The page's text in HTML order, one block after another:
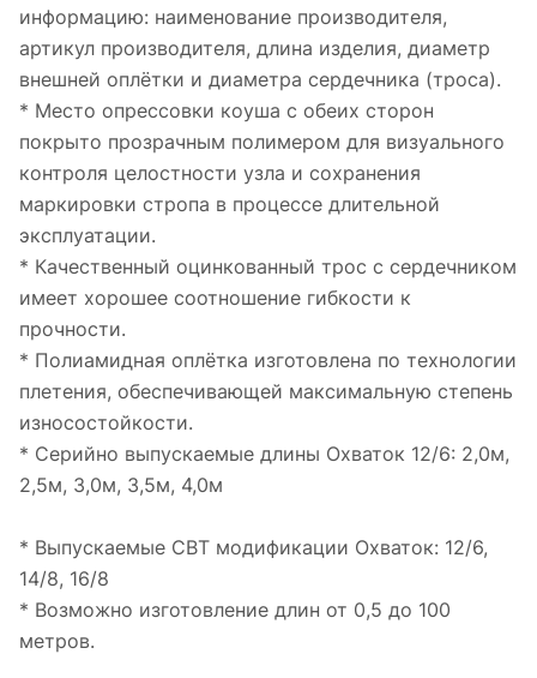
информацию: наименование производителя,
артикул производителя, длина изделия, диаметр
внешней оплётки и диаметра сердечника (троса).
* Место опрессовки коуша с обеих сторон
покрыто прозрачным полимером для визуального
контроля целостности узла и сохранения
маркировки стропа в процессе длительной
эксплуатации.
* Качественный оцинкованный трос с сердечником
имеет хорошее соотношение гибкости к
прочности.
* Полиамидная оплётка изготовлена по технологии
плетения, обеспечивающей максимальную степень
износостойкости.
* Серийно выпускаемые длины Охваток 12/6: 2,0м,
2,5м, 3,0м, 3,5м, 4,0м
* Выпускаемые СВТ модификации Охваток: 12/6,
14/8, 16/8
* Возможно изготовление длин от 0,5 до 100
метров.